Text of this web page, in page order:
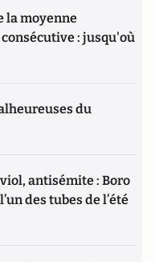
la moyenne
: jusqu'où
du
antisémite : Boro
des tubes de l’été